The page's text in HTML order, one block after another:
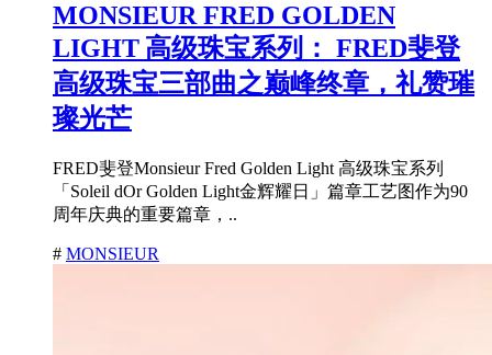
MONSIEUR FRED GOLDEN
LIGHT 高级珠宝系列： FRED斐登
高级珠宝三部曲之巅峰终章，礼赞璀
璨光芒
FRED斐登Monsieur Fred Golden Light 高级珠宝系列
「Soleil dOr Golden Light金辉耀日」篇章工艺图作为90
周年庆典的重要篇章，..
# MONSIEUR